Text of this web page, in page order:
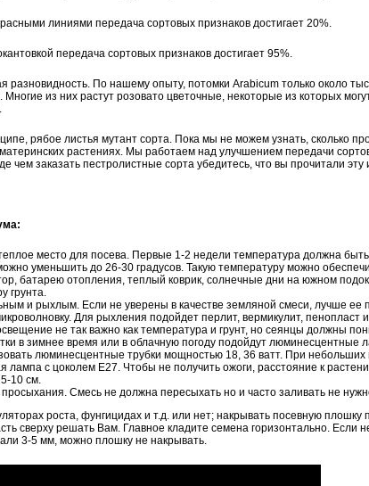
линиями передача сортовых признаков достигает 20%.
передача сортовых признаков достигает 95%.
разновидность. По нашему опыту, потомки Arabicum только около
из них растут розовато цветочные, некоторые из которых
рябое листья мутант сорта. Пока мы не можем узнать, сколько
материнских растениях. Мы работаем над улучшением передачи
чем заказать пестролистные сорта убедитесь, что вы прочитали
место для посева. Первые 1-2 недели температура должна
уменьшить до 26-30 градусов. Такую температуру можно
батарею отопления, теплый коврик, солнечные дни на южном
грунта.
и рыхлым. Если не уверены в качестве земляной смеси, лучше ее
Для рыхления подойдет перлит, вермикулит, пенопласт
не так важно как температура и грунт, но сеянцы должны
в зимнее время или в облачную погоду подойдут люминесцентные
люминесцентные трубки мощностью 18, 36 ватт. При небольших
лампа с цоколем Е27. Чтобы не получить ожоги, расстояние к
10 см.
Смесь не должна пересыхать но и часто заливать не
роста, фунгицидах и т.д. или нет; накрывать посевную плошку
сверху решать Вам. Главное кладите семена горизонтально. Если
3-5 мм, можно плошку не накрывать.